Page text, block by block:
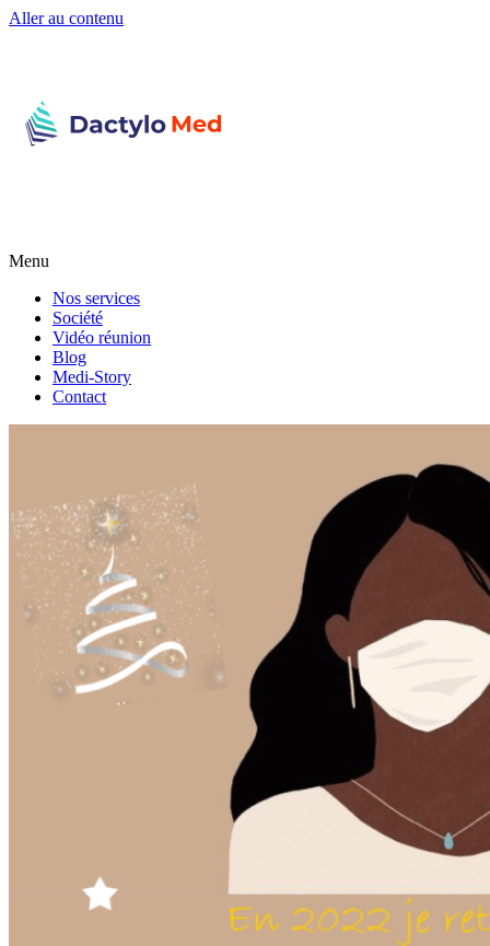
Aller au contenu
Menu
Nos services
Société
Vidéo réunion
Blog
Medi-Story
Contact